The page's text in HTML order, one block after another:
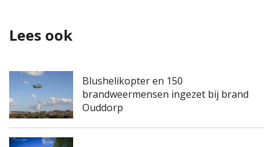
Lees ook
Blushelikopter en 150
brandweermensen ingezet bij brand
Ouddorp